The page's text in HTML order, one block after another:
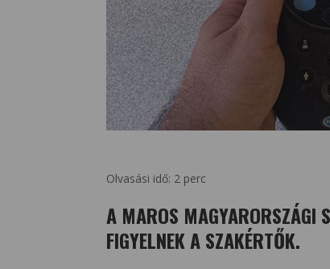
Olvasási idő: 2 perc
A MAROS MAGYARORSZÁGI
FIGYELNEK A SZAKÉRTŐK.